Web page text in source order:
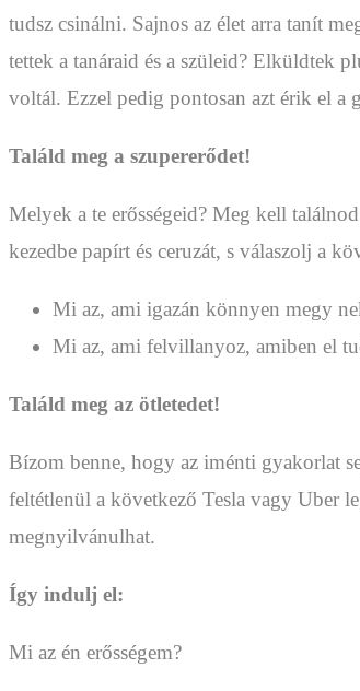
tudsz csinálni. Sajnos az élet arra tanít
tettek a tanáraid és a szüleid? Elküldtek
voltál. Ezzel pedig pontosan azt érik el a
Találd meg a szupererődet!
Melyek a te erősségeid? Meg kell
kezedbe papírt és ceruzát, s válaszolj a
Mi az, ami igazán könnyen megy
Mi az, ami felvillanyoz, amiben el
Találd meg az ötletedet!
Bízom benne, hogy az iménti gyakorlat
feltétlenül a következő Tesla vagy Uber
megnyilvánulhat.
Így indulj el:
Mi az én erősségem?